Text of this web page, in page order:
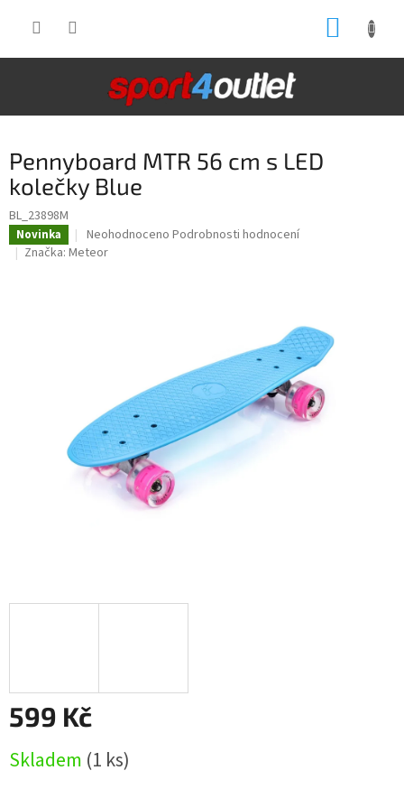
Pennyboard MTR 56 cm s LED
kolečky Blue
BL_23898M
Novinka
Průměrné
hodnocení
Neohodnoceno Podrobnosti hodnocení
Značka: Meteor
599 Kč
cena:
Skladem (1 ks)